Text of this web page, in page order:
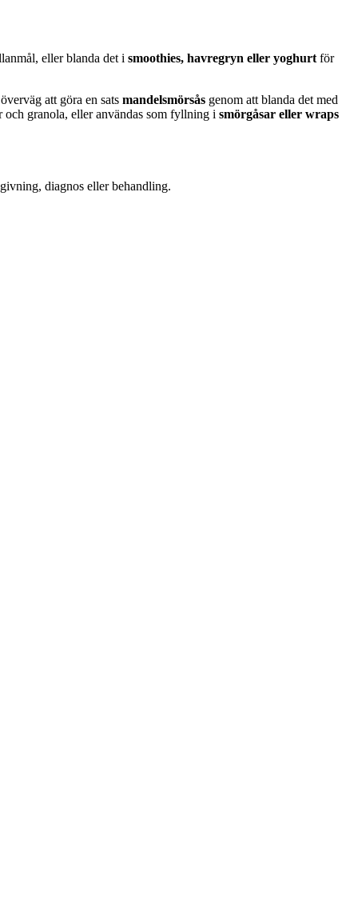
eller blanda det i smoothies, havregryn eller yoghurt för
att göra en sats mandelsmörsås genom att blanda det med
granola, eller användas som fyllning i smörgåsar eller wraps
diagnos eller behandling.